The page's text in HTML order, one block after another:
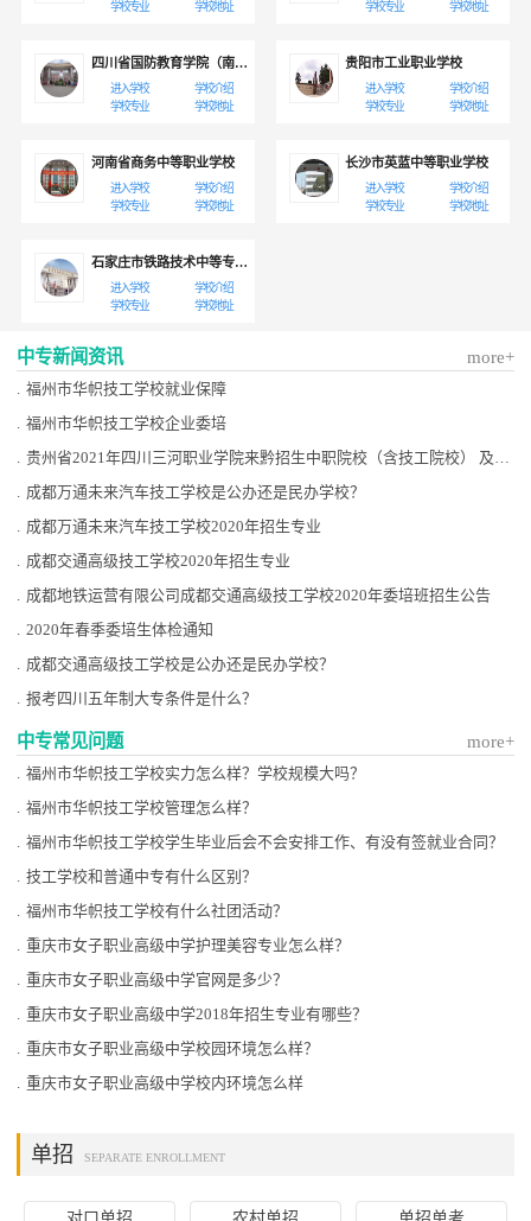
盛誉。施光南、储望华、王立
平、刘诗昆、殷承宗、盛中国、
放以来，中央音乐学院附中更是
人才辈出，群星璀璨，姜建华、
郭昶、吕思清、黄滨、郎朗、王
李腾、赵静、金钰等一批批少年
英才脱颖而出，在世界音乐舞台
上为祖国赢得了广泛的赞誉。中
化领域对外交流的重要窗口。自
建校以来，学校始终十分重视艺
誉世界乐坛的著名艺术家来校讲
学，传授技艺；学校每年也派出
国，参加各种中外文化交流与演
出活动。附中下设的“中央音乐学
（原“红领巾乐队”、“中国少年管
弦乐团”）曾先后出访东南亚、欧
洲国家以及港澳台地区，为学校
赢得了良好的国际声誉。二十世
纪九十年代以来，附中又先后组
建了“少年民族管弦乐团”、“少年
“少儿合唱团”。通过这些团体的
演出活动，附中学生的专业素质
得到了增强，舞台艺术实践能力
得到了提升，同时，也为学校音
乐教育优秀成果的展示增添了新
的内容。被誉为“中国音乐家摇
篮”的中央音乐学院附中，已成为
一个以教学为中心，集演出、创
国专业音乐教育最高水平并具有
国际影响力的中等音乐专科学
斯科音乐学院附中、德国科隆莱
茵音乐学校、德国魏玛音乐学
国际知名院校创立友好学校。实
共享，承办了在国际上享有盛名
的肖邦国际钢琴比赛、梅纽因国
际鲁宾斯坦青少年钢琴比赛等重
学校专业 学校地址 学校专业 学校地址
四川省国防教育学院（南充校区）
进入学校
学校介绍
学校专业
学校地址
贵阳市工业职业学校
进入学校
学校介绍
学校专业
学校地址
河南省商务中等职业学校
进入学校
学校介绍
学校专业
学校地址
长沙市英蓝中等职业学校
进入学校
学校介绍
学校专业
学校地址
石家庄市铁路技术中等专业学校
进入学校
学校介绍
学校专业
学校地址
中专新闻资讯 more+
福州市华帜技工学校就业保障
福州市华帜技工学校企业委培
贵州省2021年四川三河职业学院来黔招生中职院校（含技工院校） 及专业名单
成都万通未来汽车技工学校是公办还是民办学校？
成都万通未来汽车技工学校2020年招生专业
成都交通高级技工学校2020年招生专业
成都地铁运营有限公司成都交通高级技工学校2020年委培班招生公告
2020年春季委培生体检通知
成都交通高级技工学校是公办还是民办学校？
报考四川五年制大专条件是什么？
中专常见问题 more+
福州市华帜技工学校实力怎么样？学校规模大吗？
福州市华帜技工学校管理怎么样？
福州市华帜技工学校学生毕业后会不会安排工作、有没有签就业合同？
技工学校和普通中专有什么区别？
福州市华帜技工学校有什么社团活动？
重庆市女子职业高级中学护理美容专业怎么样？
重庆市女子职业高级中学官网是多少？
重庆市女子职业高级中学2018年招生专业有哪些？
重庆市女子职业高级中学校园环境怎么样？
重庆市女子职业高级中学校内环境怎么样
单招 SEPARATE ENROLLMENT